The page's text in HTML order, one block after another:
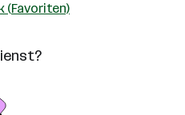
(Favoriten)